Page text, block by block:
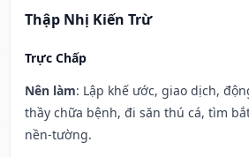
Thập Nhị Kiến Trừ
Trực Chấp
Nên làm: Lập khế ước, giao dịch,
thầy chữa bệnh, đi săn thú cá, tìm
nền-tường.